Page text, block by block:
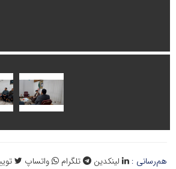
هم‌رسانی : لینکدین تلگرام واتساپ